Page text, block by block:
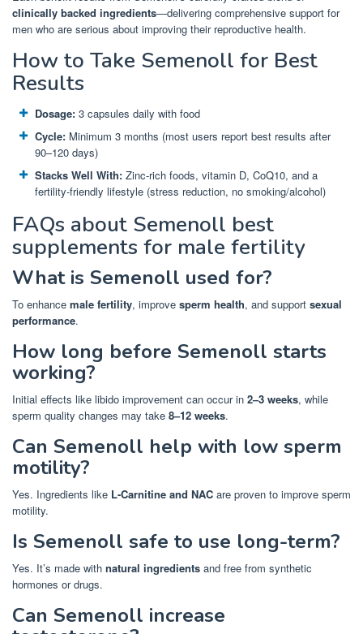
clinically backed ingredients—delivering comprehensive support for
men who are serious about improving their reproductive health.
How to Take Semenoll for Best
Results
Dosage: 3 capsules daily with food
Cycle: Minimum 3 months (most users report best results after
90–120 days)
Stacks Well With: Zinc-rich foods, vitamin D, CoQ10, and a
fertility-friendly lifestyle (stress reduction, no smoking/alcohol)
FAQs about Semenoll best
supplements for male fertility
What is Semenoll used for?
To enhance male fertility, improve sperm health, and support sexual
performance.
How long before Semenoll starts
working?
Initial effects like libido improvement can occur in 2–3 weeks, while
sperm quality changes may take 8–12 weeks.
Can Semenoll help with low sperm
motility?
Yes. Ingredients like L-Carnitine and NAC are proven to improve sperm
motility.
Is Semenoll safe to use long-term?
Yes. It’s made with natural ingredients and free from synthetic
hormones or drugs.
Can Semenoll increase